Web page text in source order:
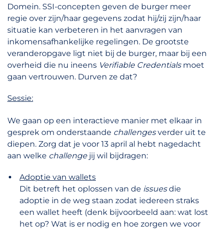
Domein. SSI-concepten geven de burger meer
regie over zijn/haar gegevens zodat hij/zij zijn/haar
situatie kan verbeteren in het aanvragen van
inkomensafhankelijke regelingen. De grootste
veranderopgave ligt niet bij de burger, maar bij een
overheid die nu ineens Verifiable Credentialsmoet
gaan vertrouwen. Durven ze dat?
Sessie:
We gaan op een interactieve manier met elkaar in
gesprek om onderstaande challengesverder uit te
diepen. Zorg dat je voor 13 april al hebt nagedacht
aan welke challengejij wil bijdragen:
Adoptie van wallets
Dit betreft het oplossen van de issuesdie
adoptie in de weg staan zodat iedereen straks
een wallet heeft (denk bijvoorbeeld aan: wat lost
het op? Wat is er nodig en hoe zorgen we voor